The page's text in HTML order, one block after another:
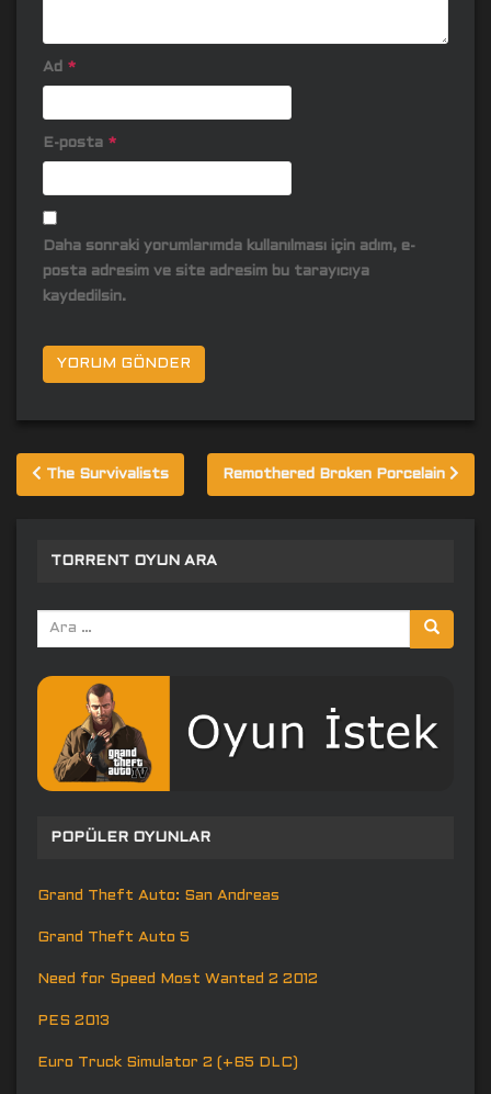
Ad *
E-posta *
Daha sonraki yorumlarımda kullanılması için adım, e-
posta adresim ve site adresim bu tarayıcıya
kaydedilsin.
Yazı
gezinmesi
The Survivalists Remothered Broken Porcelain
TORRENT OYUN ARA
Arama
yap:
POPÜLER OYUNLAR
Grand Theft Auto: San Andreas
Grand Theft Auto 5
Need for Speed Most Wanted 2 2012
PES 2013
Euro Truck Simulator 2 (+65 DLC)